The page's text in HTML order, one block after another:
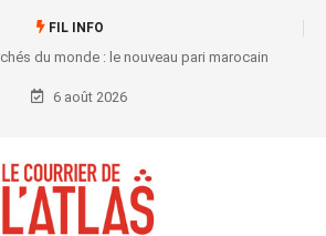
FIL INFO
du monde : le nouveau pari marocain
6 août 2026